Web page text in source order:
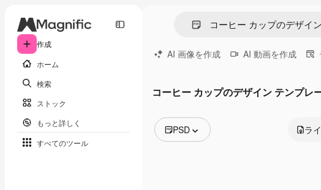
作成
ホーム
検索
ストック
もっと詳しく
すべてのツール
AI 画像を作成 AI 動画を作成
コーヒー カップのデザイン テンプレ
PSD ラ